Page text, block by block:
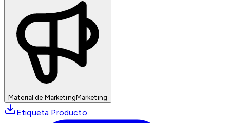
Material de MarketingMarketing
Etiqueta Producto